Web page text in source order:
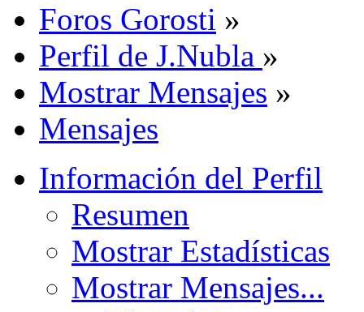
Foros Gorosti »
Perfil de J.Nubla »
Mostrar Mensajes »
Mensajes
Información del Perfil
Resumen
Mostrar Estadísticas
Mostrar Mensajes...